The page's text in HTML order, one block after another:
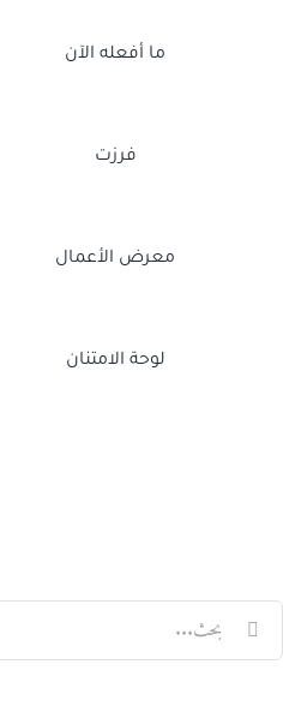
ما أفعله الآن
فرزت
معرض الأعمال
لوحة الامتنان
البحث
عن: